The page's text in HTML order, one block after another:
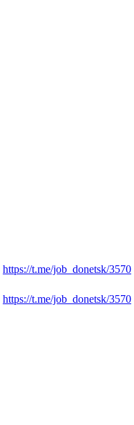
https://t.me/job_donetsk/3570
https://t.me/job_donetsk/3570